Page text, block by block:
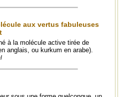
aux vertus fabuleuses
à la molécule active tirée de
anglais, ou kurkum en arabe).